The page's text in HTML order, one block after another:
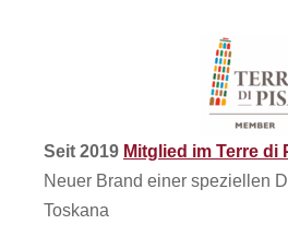
Seit 2019 Mitglied im Terre di
Neuer Brand einer speziellen
Toskana